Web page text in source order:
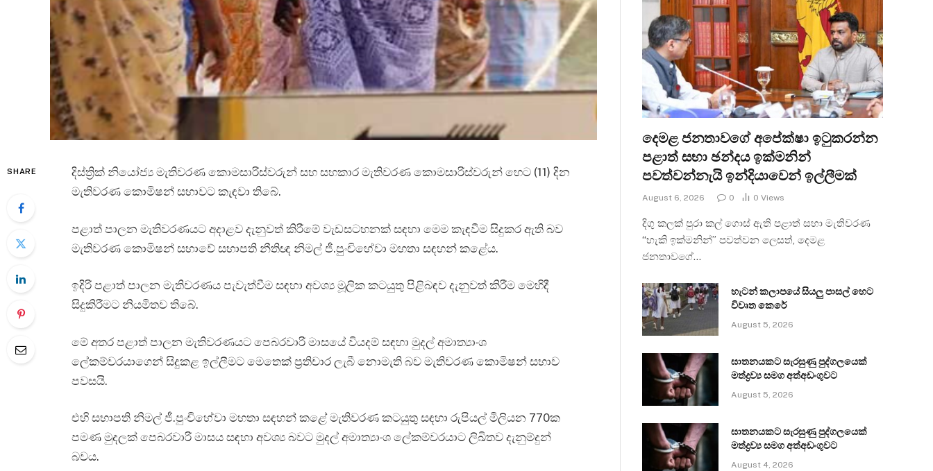
SHARE
දිස්ත්‍රික් නියෝජ්‍ය මැතිවරණ කොමසාරිස්වරුන් සහ සහකාර මැතිවරණ කොමසාරිස්වරුන් හෙට (11) දින
මැතිවරණ කොමිෂන් සභාවට කැඳවා තිබේ.
පළාත් පාලන මැතිවරණයට අදාළව දැනුවත් කිරීමේ වැඩසටහනක් සඳහා මෙම කැඳවීම සිදුකර ඇති බව
මැතිවරණ කොමිෂන් සභාවේ සභාපති නීතිඥ නිමල් ජී.පුංචිහේවා මහතා සඳහන් කළේය.
ඉදිරි පළාත් පාලන මැතිවරණය පැවැත්වීම සඳහා අවශ්‍ය මූලික කටයුතු පිළිබඳව දැනුවත් කිරීම මෙහිදී
සිදුකිරීමට නියමිතව තිබේ.
මේ අතර පළාත් පාලන මැතිවරණයට පෙබරවාරි මාසයේ වියදම් සඳහා මුදල් අමාත්‍යාංශ
ලේකම්වරයාගෙන් සිදුකළ ඉල්ලීමට මෙතෙක් ප්‍රතිචාර ලැබී නොමැති බව මැතිවරණ කොමිෂන් සභාව
පවසයි.
එහි සභාපති නිමල් ජී.පුංචිහේවා මහතා සඳහන් කළේ මැතිවරණ කටයුතු සඳහා රුපියල් මිලියන 770ක
පමණ මුදලක් පෙබරවාරි මාසය සඳහා අවශ්‍ය බවට මුදල් අමාත්‍යාංශ ලේකම්වරයාට ලිඛිතව දැනුම්දුන්
බවය.
දෙමළ ජනතාවගේ අපේක්ෂා ඉටුකරන්න
පළාත් සභා ඡන්දය ඉක්මනින්
පවත්වන්නැයි ඉන්දියාවෙන් ඉල්ලීමක්
August 6, 2026 0 0 Views
දිගු කලක් පුරා කල් ගොස් ඇති පළාත් සභා මැතිවරණ
“හැකි ඉක්මනින්” පවත්වන ලෙසත්, දෙමළ
ජනතාවගේ…
හැටන් කලාපයේ සියලු පාසල් හෙට
විවෘත කෙරේ
August 5, 2026
ඝාතනයකට සැරසුණු පුද්ගලයෙක්
මත්ද්‍රව්‍ය සමග අත්අඩංගුවට
August 5, 2026
ඝාතනයකට සැරසුණු පුද්ගලයෙක්
මත්ද්‍රව්‍ය සමග අත්අඩංගුවට
August 4, 2026